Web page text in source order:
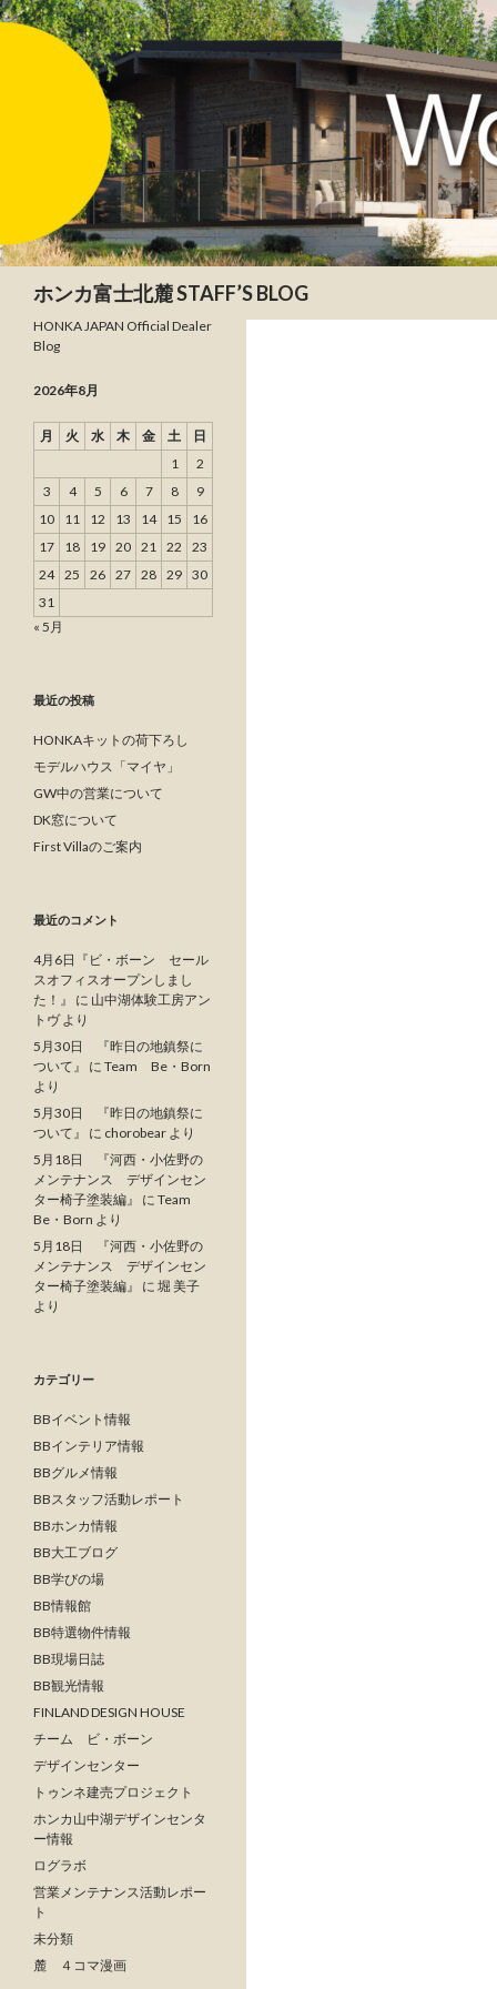
ホンカ富士北麓 STAFF’S BLOG
HONKA JAPAN Official Dealer
Blog
2026年8月
月 火 水 木 金 土
日
1
2
3
4 5 6 7 8
9
10
11 12 13 14 15
16
17
18 19 20 21 22
23
24 25 26 27 28 29 30
31
« 5月
最近の投稿
HONKAキットの荷下ろし
モデルハウス「マイヤ」
GW中の営業について
DK窓について
First Villaのご案内
最近のコメント
4月6日『ビ・ボーン セール
スオフィスオープンしまし
た！』
に 山中湖体験工房アン
トヴより
5月30日 『昨日の地鎮祭に
ついて』
に Team Be・Born
より
5月30日 『昨日の地鎮祭に
ついて』
に chorobear より
5月18日 『河西・小佐野の
メンテナンス デザインセン
ター椅子塗装編』
に Team
Be・Born より
5月18日 『河西・小佐野の
メンテナンス デザインセン
ター椅子塗装編』
に 堀 美子
より
カテゴリー
BBイベント情報
BBインテリア情報
BBグルメ情報
BBスタッフ活動レポート
BBホンカ情報
BB大工ブログ
BB学びの場
BB情報館
BB特選物件情報
BB現場日誌
BB観光情報
FINLAND DESIGN HOUSE
チーム ビ・ボーン
デザインセンター
トゥンネ建売プロジェクト
ホンカ山中湖デザインセンタ
ー情報
ログラボ
営業メンテナンス活動レポー
ト
未分類
麓 ４コマ漫画